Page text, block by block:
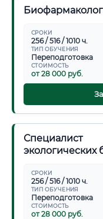
Биофармаколог
СРОКИ
256 / 516 / 1010 ч.
ТИП ОБУЧЕНИЯ
Переподготовка
СТОИМОСТЬ
от 28 000 руб.
экологических
СРОКИ
256 / 516 / 1010 ч.
ТИП ОБУЧЕНИЯ
Переподготовка
СТОИМОСТЬ
от 28 000 руб.